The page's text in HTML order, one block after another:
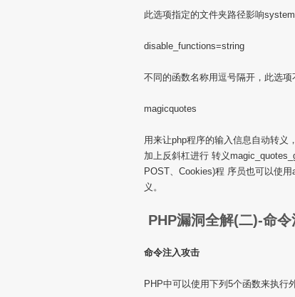
此选项指定的文件夹路径影响system
disable_functions=string
不同的函数名称用逗号隔开，此选项
magicquotes
用来让php程序的输入信息自动转义
加上反斜杠进行 转义
POST、Cookies)程 序员也可以使
义。
PHP漏洞全解(二)-命
命令注入攻击
PHP中可以使用下列5个函数来执行